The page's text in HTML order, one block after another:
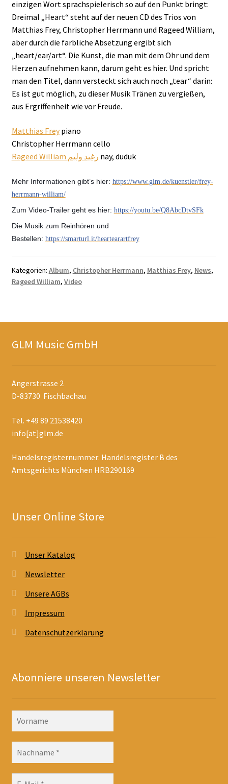
einzigen Wort sprachspielerisch so auf den Punkt bringt:
Dreimal „Heart“ steht auf der neuen CD des Trios von
Matthias Frey, Christopher Herrmann und Rageed William,
aber durch die farbliche Absetzung ergibt sich
„heart/ear/art“. Die Kunst, die man mit dem Ohr und dem
Herzen aufnehmen kann, darum geht es hier. Und spricht
man den Titel, dann versteckt sich auch noch „tear“ darin:
Es ist gut möglich, zu dieser Musik Tränen zu vergießen,
aus Ergriffenheit wie vor Freude.
Matthias Freypiano
Christopher Herrmann cello
Rageed William رغيد وليم nay, duduk
Mehr Informationen gibt’s hier: https://www.glm.de/kuenstler/frey-
herrmann-william/
Zum Video-Trailer geht es hier: https://youtu.be/Q8AbcDtvSFk
Die Musik zum Reinhören und
Bestellen: https://smarturl.it/heartearartfrey
Kategorien: Album, Christopher Herrmann, Matthias Frey, News,
Rageed William, Video
GLM Music GmbH
Angerstrasse 2
D-83730 Fischbachau
Tel. +49 89 21538420
info[at]glm.de
Handelsregisternummer: Handelsregister B des
Amtsgerichts München HRB290169
Unser Online Store
Unser Katalog
Newsletter
Unsere AGBs
Impressum
Datenschutzerklärung
Abonniere unseren Newsletter